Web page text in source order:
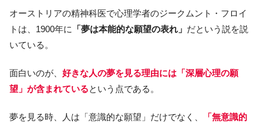
オーストリアの精神科医で心理学者のジークムント・フロイ
トは、1900年に
「夢は本能的な願望の表れ」 だという説を説
いている。
面白いのが、 好きな人の夢を見る理由には「深層心理の願
望」が含まれているという点である。
夢を見る時、人は「意識的な願望」だけでなく、
「無意識的